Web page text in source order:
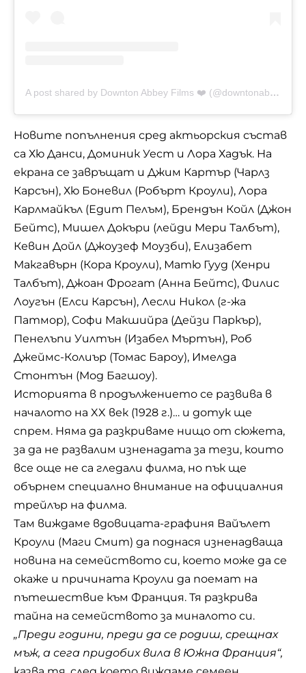
A post shared by Downton Abbey Films ❤️ (@downtonabbeyfilms)
Новите попълнения сред актьорския състав
са Хю Данси, Доминик Уест и Лора Хадък. На
екрана се завръщат и Джим Картър (Чарлз
Карсън), Хю Боневил (Робърт Кроули), Лора
Карлмайкъл (Едит Пелъм), Брендън Койл (Джон
Бейтс), Мишел Докъри (лейди Мери Талбът),
Кевин Дойл (Джоузеф Моузби), Елизабет
Макгавърн (Кора Кроули), Матю Гууд (Хенри
Талбът), Джоан Фрогат (Анна Бейтс), Филис
Лоугън (Елси Карсън), Лесли Никол (г-жа
Патмор), Софи Макшийра (Дейзи Паркър),
Пенелъпи Уилтън (Изабел Мъртън), Роб
Джеймс-Колиър (Томас Бароу), Имелда
Стонтън (Мод Багшоу).
Историята в продължението се развива в
началото на XX век (1928 г.)… и дотук ще
спрем. Няма да разкриваме нищо от сюжета,
за да не развалим изненадата за тези, които
все още не са гледали филма, но пък ще
обърнем специално внимание на официалния
трейлър на филма.
Там виждаме вдовицата-графиня Вайълет
Кроули (Маги Смит) да поднася изненадваща
новина на семейството си, което може да се
окаже и причината Кроули да поемат на
пътешествие към Франция. Тя разкрива
тайна на семейството за миналото си.
„Преди години, преди да се родиш, срещнах
мъж, а сега придобих вила в Южна Франция“,